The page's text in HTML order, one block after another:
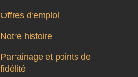
Offres d’emploi
Notre histoire
Parrainage et points de
fidélité